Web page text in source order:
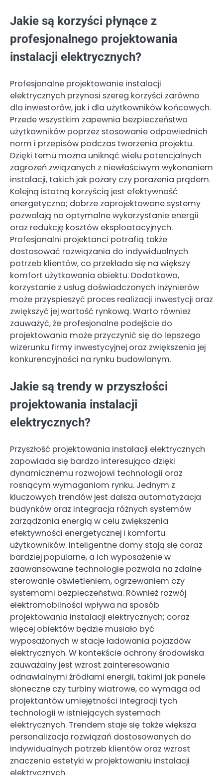
Jakie są korzyści płynące z
profesjonalnego projektowania
instalacji elektrycznych?
Profesjonalne projektowanie instalacji
elektrycznych przynosi szereg korzyści zarówno
dla inwestorów, jak i dla użytkowników końcowych.
Przede wszystkim zapewnia bezpieczeństwo
użytkowników poprzez stosowanie odpowiednich
norm i przepisów podczas tworzenia projektu.
Dzięki temu można uniknąć wielu potencjalnych
zagrożeń związanych z niewłaściwym wykonaniem
instalacji, takich jak pożary czy porażenia prądem.
Kolejną istotną korzyścią jest efektywność
energetyczna; dobrze zaprojektowane systemy
pozwalają na optymalne wykorzystanie energii
oraz redukcję kosztów eksploatacyjnych.
Profesjonalni projektanci potrafią także
dostosować rozwiązania do indywidualnych
potrzeb klientów, co przekłada się na większy
komfort użytkowania obiektu. Dodatkowo,
korzystanie z usług doświadczonych inżynierów
może przyspieszyć proces realizacji inwestycji oraz
zwiększyć jej wartość rynkową. Warto również
zauważyć, że profesjonalne podejście do
projektowania może przyczynić się do lepszego
wizerunku firmy inwestycyjnej oraz zwiększenia jej
konkurencyjności na rynku budowlanym.
Jakie są trendy w przyszłości
projektowania instalacji
elektrycznych?
Przyszłość projektowania instalacji elektrycznych
zapowiada się bardzo interesująco dzięki
dynamicznemu rozwojowi technologii oraz
rosnącym wymaganiom rynku. Jednym z
kluczowych trendów jest dalsza automatyzacja
budynków oraz integracja różnych systemów
zarządzania energią w celu zwiększenia
efektywności energetycznej i komfortu
użytkowników. Inteligentne domy stają się coraz
bardziej popularne, a ich wyposażenie w
zaawansowane technologie pozwala na zdalne
sterowanie oświetleniem, ogrzewaniem czy
systemami bezpieczeństwa. Również rozwój
elektromobilności wpływa na sposób
projektowania instalacji elektrycznych; coraz
więcej obiektów będzie musiało być
wyposażonych w stacje ładowania pojazdów
elektrycznych. W kontekście ochrony środowiska
zauważalny jest wzrost zainteresowania
odnawialnymi źródłami energii, takimi jak panele
słoneczne czy turbiny wiatrowe, co wymaga od
projektantów umiejętności integracji tych
technologii w istniejących systemach
elektrycznych. Trendem staje się także większa
personalizacja rozwiązań dostosowanych do
indywidualnych potrzeb klientów oraz wzrost
znaczenia estetyki w projektowaniu instalacji